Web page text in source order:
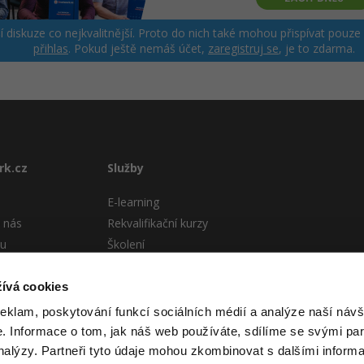
cookies
poskytování funkcí sociálních médií a analýze naší
Informace o tom, jak náš web používáte, sdílíme se svými
Partneři tyto údaje mohou zkombinovat s dalšími
diskuze co nejkvalitnější. Proto do nich také mohou přispívat
přihlas. Pokud ještě nemáš účet, zaregistruj se, je to zdarma.
nás
Služby
E-learning
Rekvalifikační kurzy
Školení